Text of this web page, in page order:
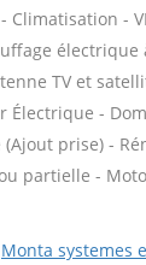
-
électrique
TV et
Électrique -
prise) -
partielle -
Monta systemes